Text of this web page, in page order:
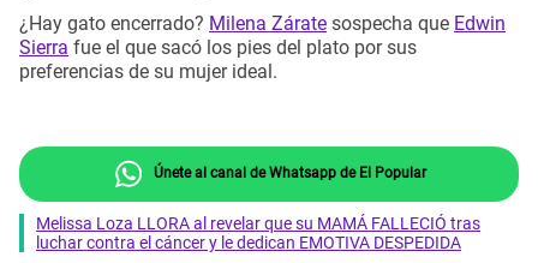
¿Hay gato encerrado? Milena Zárate sospecha que Edwin
Sierra fue el que sacó los pies del plato por sus
preferencias de su mujer ideal.
Únete al canal de Whatsapp de El Popular
Melissa Loza LLORA al revelar que su MAMÁ FALLECIÓ tras
luchar contra el cáncer y le dedican EMOTIVA DESPEDIDA